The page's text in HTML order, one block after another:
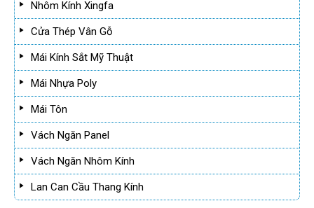
Nhôm Kính Xingfa
Cửa Thép Vân Gỗ
Mái Kính Sắt Mỹ Thuật
Mái Nhựa Poly
Mái Tôn
Vách Ngăn Panel
Vách Ngăn Nhôm Kính
Lan Can Cầu Thang Kính